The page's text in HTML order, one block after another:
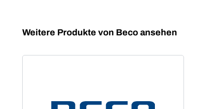
Produktgalerie überspringen
Weitere Produkte von Beco ansehen